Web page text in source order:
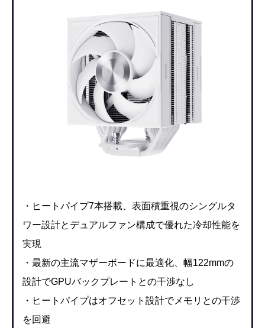
・ヒートパイプ7本搭載、表面積重視のシングルタ
ワー設計とデュアルファン構成で優れた冷却性能を
実現
・最新の主流マザーボードに最適化、幅122mmの
設計でGPUバックプレートとの干渉なし
・ヒートパイプはオフセット設計でメモリとの干渉
を回避